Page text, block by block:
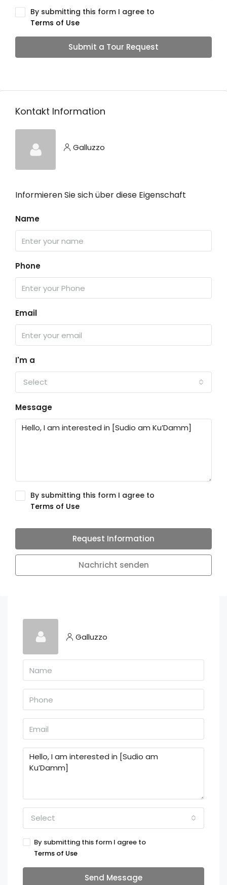
By submitting this form I agree to
Terms of Use
Submit a Tour Request
Kontakt Information
Galluzzo
Informieren Sie sich über diese Eigenschaft
Name
Phone
Email
I'm a
Select
Message
By submitting this form I agree to
Terms of Use
Request Information
Nachricht senden
Galluzzo
Select
By submitting this form I agree to
Terms of Use
Send Message